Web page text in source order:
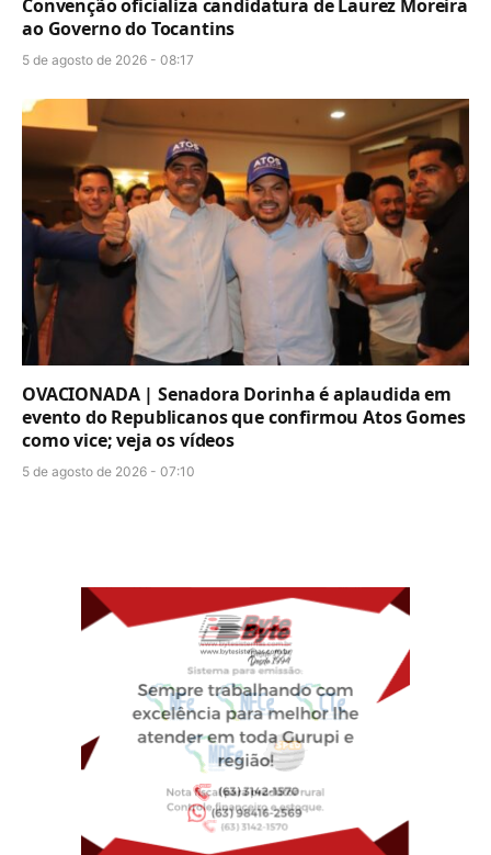
Convenção oficializa candidatura de Laurez Moreira
ao Governo do Tocantins
5 de agosto de 2026 - 08:17
OVACIONADA | Senadora Dorinha é aplaudida em
evento do Republicanos que confirmou Atos Gomes
como vice; veja os vídeos
5 de agosto de 2026 - 07:10